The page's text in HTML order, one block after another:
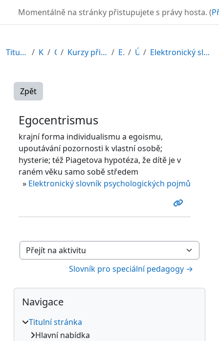
TURBO
Momentálně na stránky přistupujete s právy hosta. (
Titulní stránka Kurzy CDV Kurzy připravené v rámci ESF EDU-V Úvod Elektronický slovník psychologických pojmů
Zpět
Egocentrismus
krajní forma individualismu a egoismu,
upoutávání pozornosti k vlastní osobě;
hysterie; též Piagetova hypotéza, že dítě je v
raném věku samo sobě středem
» Elektronický slovník psychologických pojmů
Přejít na aktivitu
Slovník pro speciální pedagogy →
Bloky
Přeskočit: Navigace
Navigace
Titulní stránka
Hlavní nabídka